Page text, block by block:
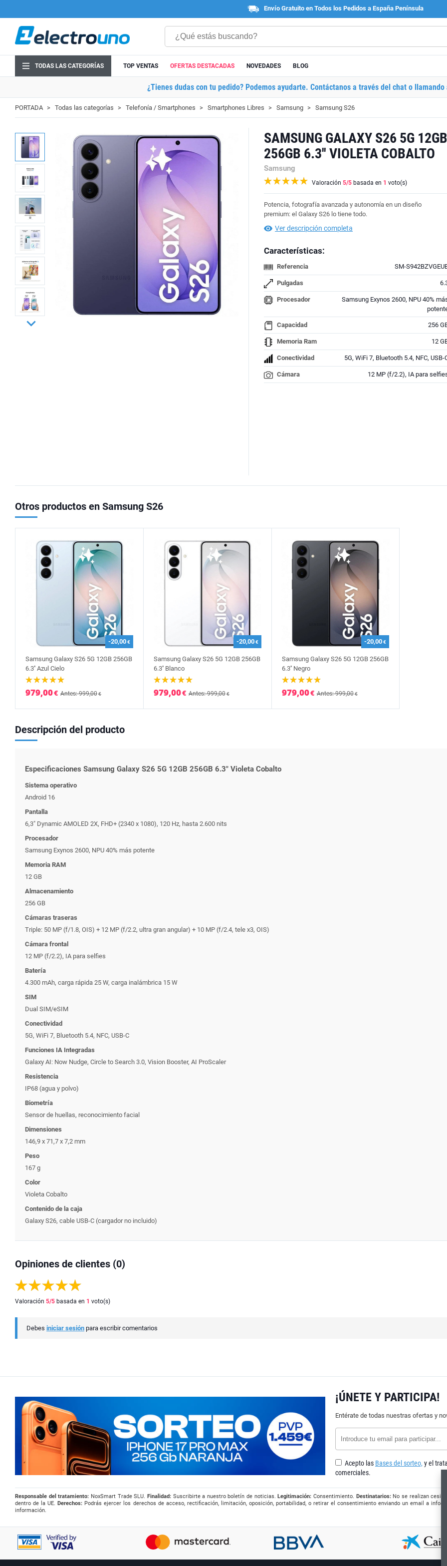
Envío Gratuito en Todos los Pedidos a España Península
TODAS LAS CATEGORÍAS TOP VENTAS OFERTAS DESTACADAS NOVEDADES BLOG
¿Tienes dudas con tu pedido? Podemos ayudarte. Contáctanos a través del chat o
PORTADA Todas las categorías Telefonía / Smartphones Smartphones Libres Samsung Samsung S26
SAMSUNG GALAXY S26 5G 12GB
256GB 6.3'' VIOLETA COBALTO
Samsung
Valoración 5/5 basada en 1 voto(s)
Potencia, fotografía avanzada y autonomía en un diseño
premium: el Galaxy S26 lo tiene todo.
Ver descripción completa
Características:
Referencia SM-
Pulgadas
Procesador
Samsung Exynos 2600, NPU 40%
Capacidad 256
Memoria Ram 12
Conectividad 5G, WiFi 7, Bluetooth 5.4, NFC, USB-
Cámara 12 MP (f/2.2), IA para
Otros productos en Samsung S26
-20,00€
Samsung Galaxy S26 5G 12GB 256GB
6.3'' Azul Cielo
979,00€ Antes: 999,00€
-20,00€
Samsung Galaxy S26 5G 12GB 256GB
6.3'' Blanco
979,00€ Antes: 999,00€
-20,00€
Samsung Galaxy S26 5G 12GB 256GB
6.3'' Negro
979,00€ Antes: 999,00€
Descripción del producto
Especificaciones Samsung Galaxy S26 5G 12GB 256GB 6.3" Violeta Cobalto
Sistema operativo
Android 16
Pantalla
6,3" Dynamic AMOLED 2X, FHD+ (2340 x 1080), 120 Hz, hasta 2.600 nits
Procesador
Samsung Exynos 2600, NPU 40% más potente
Memoria RAM
12 GB
Almacenamiento
256 GB
Cámaras traseras
Triple: 50 MP (f/1.8, OIS) + 12 MP (f/2.2, ultra gran angular) + 10 MP (f/2.4, tele x3, OIS)
Cámara frontal
12 MP (f/2.2), IA para selfies
Batería
4.300 mAh, carga rápida 25 W, carga inalámbrica 15 W
SIM
Dual SIM/eSIM
Conectividad
5G, WiFi 7, Bluetooth 5.4, NFC, USB-C
Funciones IA Integradas
Galaxy AI: Now Nudge, Circle to Search 3.0, Vision Booster, AI ProScaler
Resistencia
IP68 (agua y polvo)
Biometría
Sensor de huellas, reconocimiento facial
Dimensiones
146,9 x 71,7 x 7,2 mm
Peso
167 g
Color
Violeta Cobalto
Contenido de la caja
Galaxy S26, cable USB-C (cargador no incluido)
Opiniones de clientes (0)
Valoración 5/5 basada en 1 voto(s)
Debes iniciar sesión para escribir comentarios
¡ÚNETE Y PARTICIPA!
Entérate de todas nuestras ofertas y
Acepto las Bases del sorteo, y el
comerciales.
Responsable del tratamiento: NoxSmart Trade SLU. Finalidad:Suscribirte a nuestro boletín de noticias.Legitimación: Consentimiento. Destinatarios:No se realizan
dentro de la UE.Derechos: Podrás ejercer los derechos de acceso, rectificación, limitación, oposición, portabilidad, o retirar el consentimiento enviando un email a
información.